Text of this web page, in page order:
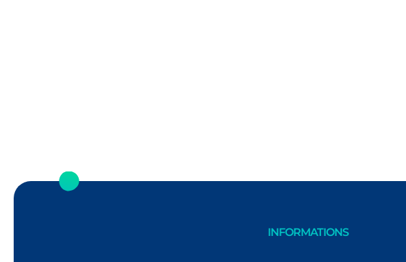
INFORMATIONS